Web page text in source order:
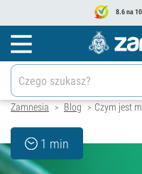
8.6 na
Zamnesia > Blog > Czym jest
1 min